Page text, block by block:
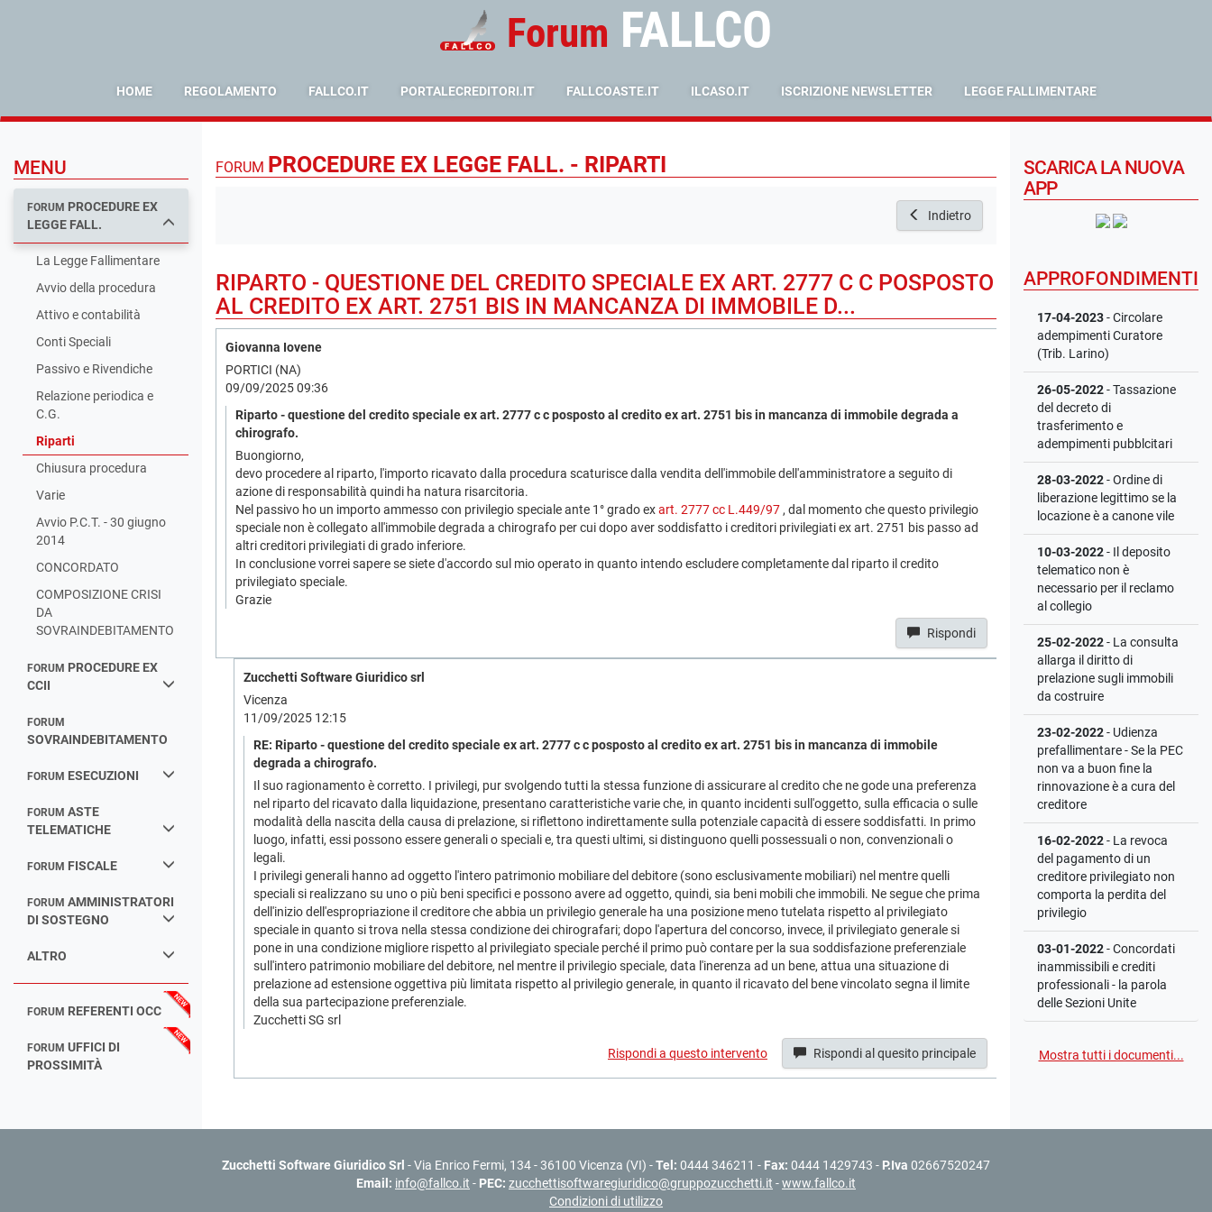
Forum FALLCO
HOME REGOLAMENTO FALLCO.IT PORTALECREDITORI.IT FALLCOASTE.IT ILCASO.IT ISCRIZIONE NEWSLETTER LEGGE FALLIMENTARE
MENU
FORUM PROCEDURE EX
LEGGE FALL.
La Legge Fallimentare
Avvio della procedura
Attivo e contabilità
Conti Speciali
Passivo e Rivendiche
Relazione periodica e
C.G.
Riparti
Chiusura procedura
Varie
Avvio P.C.T. - 30 giugno
2014
CONCORDATO
COMPOSIZIONE CRISI
DA
SOVRAINDEBITAMENTO
FORUM PROCEDURE EX
CCII
FORUM
SOVRAINDEBITAMENTO
FORUM ESECUZIONI
FORUM ASTE
TELEMATICHE
FORUM FISCALE
FORUM AMMINISTRATORI
DI SOSTEGNO
ALTRO
FORUM REFERENTI OCC
FORUM UFFICI DI
PROSSIMITÀ
FORUM PROCEDURE EX LEGGE FALL. - RIPARTI
Indietro
RIPARTO - QUESTIONE DEL CREDITO SPECIALE EX ART. 2777 C C POSPOSTO
AL CREDITO EX ART. 2751 BIS IN MANCANZA DI IMMOBILE D...
Giovanna Iovene
PORTICI (NA)
09/09/2025 09:36
Riparto - questione del credito speciale ex art. 2777 c c posposto al credito ex art. 2751 bis in mancanza di immobile degrada a
chirografo.
Buongiorno,
devo procedere al riparto, l'importo ricavato dalla procedura scaturisce dalla vendita dell'immobile dell'amministratore a seguito di
azione di responsabilità quindi ha natura risarcitoria.
Nel passivo ho un importo ammesso con privilegio speciale ante 1° grado exart. 2777 cc L.449/97 , dal momento che questo privilegio
speciale non è collegato all'immobile degrada a chirografo per cui dopo aver soddisfatto i creditori privilegiati ex art. 2751 bis passo ad
altri creditori privilegiati di grado inferiore.
In conclusione vorrei sapere se siete d'accordo sul mio operato in quanto intendo escludere completamente dal riparto il credito
privilegiato speciale.
Grazie
Rispondi
Zucchetti Software Giuridico srl
Vicenza
11/09/2025 12:15
RE: Riparto - questione del credito speciale ex art. 2777 c c posposto al credito ex art. 2751 bis in mancanza di immobile
degrada a chirografo.
Il suo ragionamento è corretto. I privilegi, pur svolgendo tutti la stessa funzione di assicurare al credito che ne gode una preferenza
nel riparto del ricavato dalla liquidazione, presentano caratteristiche varie che, in quanto incidenti sull'oggetto, sulla efficacia o sulle
modalità della nascita della causa di prelazione, si riflettono indirettamente sulla potenziale capacità di essere soddisfatti. In primo
luogo, infatti, essi possono essere generali o speciali e, tra questi ultimi, si distinguono quelli possessuali o non, convenzionali o
legali.
I privilegi generali hanno ad oggetto l'intero patrimonio mobiliare del debitore (sono esclusivamente mobiliari) nel mentre quelli
speciali si realizzano su uno o più beni specifici e possono avere ad oggetto, quindi, sia beni mobili che immobili. Ne segue che prima
dell'inizio dell'espropriazione il creditore che abbia un privilegio generale ha una posizione meno tutelata rispetto al privilegiato
speciale in quanto si trova nella stessa condizione dei chirografari; dopo l'apertura del concorso, invece, il privilegiato generale si
pone in una condizione migliore rispetto al privilegiato speciale perché il primo può contare per la sua soddisfazione preferenziale
sull'intero patrimonio mobiliare del debitore, nel mentre il privilegio speciale, data l'inerenza ad un bene, attua una situazione di
prelazione ad estensione oggettiva più limitata rispetto al privilegio generale, in quanto il ricavato del bene vincolato segna il limite
della sua partecipazione preferenziale.
Zucchetti SG srl
Rispondi a questo intervento Rispondi al quesito principale
SCARICA LA NUOVA
APP
APPROFONDIMENTI
17-04-2023- Circolare
adempimenti Curatore
(Trib. Larino)
26-05-2022- Tassazione
del decreto di
trasferimento e
adempimenti pubblcitari
28-03-2022- Ordine di
liberazione legittimo se la
locazione è a canone vile
10-03-2022- Il deposito
telematico non è
necessario per il reclamo
al collegio
25-02-2022- La consulta
allarga il diritto di
prelazione sugli immobili
da costruire
23-02-2022- Udienza
prefallimentare - Se la PEC
non va a buon fine la
rinnovazione è a cura del
creditore
16-02-2022- La revoca
del pagamento di un
creditore privilegiato non
comporta la perdita del
privilegio
03-01-2022- Concordati
inammissibili e crediti
professionali - la parola
delle Sezioni Unite
Mostra tutti i documenti...
Zucchetti Software Giuridico Srl - Via Enrico Fermi, 134 - 36100 Vicenza (VI) -Tel: 0444 346211 - Fax: 0444 1429743 - P.Iva 02667520247
Email: info@fallco.it - PEC: zucchettisoftwaregiuridico@gruppozucchetti.it -www.fallco.it
Condizioni di utilizzo